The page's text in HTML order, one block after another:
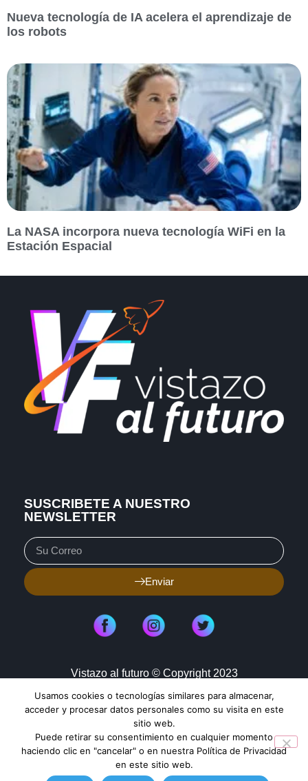
Nueva tecnología de IA acelera el aprendizaje de
los robots
La NASA incorpora nueva tecnología WiFi en la
Estación Espacial
SUSCRIBETE A NUESTRO
NEWSLETTER
Enviar
Vistazo al futuro © Copyright 2023
Aviso de Privacidad
Política de Cookies
Mapa de Sitio
TENDENCIAS HOY
Usamos cookies o tecnologías similares para almacenar,
acceder y procesar datos personales como su visita en este
sitio web.
Puede retirar su consentimiento en cualquier momento
haciendo clic en "cancelar" o en nuestra Política de Privacidad
en este sitio web.